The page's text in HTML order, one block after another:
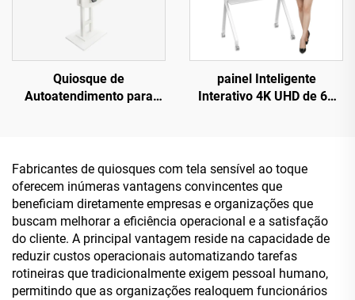
Quiosque de
Autoatendimento para
pela FCC
painel Inteligente
Interativo 4K UHD de 65
Dispositivo Comercial com
Sistema Duplo
Android/Windows
Fabricantes de quiosques com tela sensível ao toque
oferecem inúmeras vantagens convincentes que
beneficiam diretamente empresas e organizações que
buscam melhorar a eficiência operacional e a satisfação
do cliente. A principal vantagem reside na capacidade de
reduzir custos operacionais automatizando tarefas
rotineiras que tradicionalmente exigem pessoal humano,
permitindo que as organizações realoquem funcionários